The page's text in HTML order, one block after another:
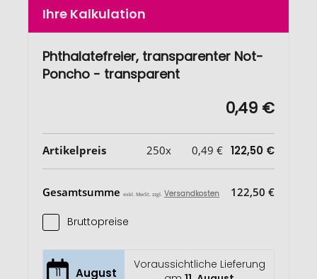
Ihre Kalkulation
Phthalatefreier, transparenter Not-
Poncho - transparent
0,49 €
Artikelpreis 250x 0,49 € 122,50 €
Gesamtsumme exkl. MwSt. zzgl. Versandkosten 122,50 €
Bruttopreise
11 August
Voraussichtliche Lieferung